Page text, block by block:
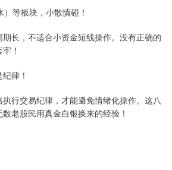
等板块，小散慎碰！
长，不适合小资金短线操作。没有正确的
！
律！
行交易纪律，才能避免情绪化操作。这八
老股民用真金白银换来的经验！